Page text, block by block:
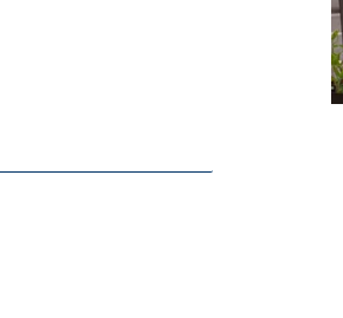
Deaktivierung kann die